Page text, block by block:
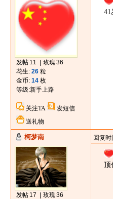
发帖 11 玫瑰36
花生: 26粒
金币: 14枚
等级:新手上路
关注TA
发短信
送礼物
41
柯梦南
发帖 17 玫瑰36
回复时
顶